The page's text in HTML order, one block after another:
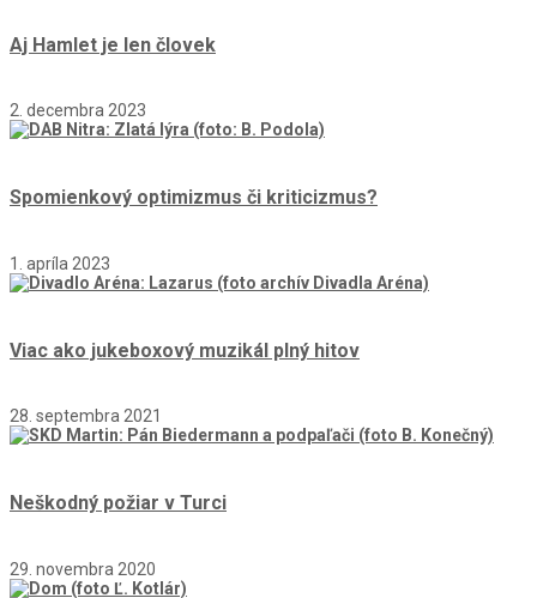
Aj Hamlet je len človek
2. decembra 2023
Spomienkový optimizmus či kriticizmus?
1. apríla 2023
Viac ako jukeboxový muzikál plný hitov
28. septembra 2021
Neškodný požiar v Turci
29. novembra 2020